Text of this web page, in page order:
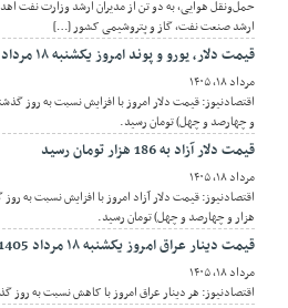
حمل‌ونقل هوایی، به دو تن از مدیران ارشد وزارت نفت
ارشد صنعت نفت، گاز و پتروشیمی کشور […]
قیمت دلار، یورو و پوند امروز یکشنبه ۱۸ مرداد 1405/ کاهش قیمت دلار و یورو
مرداد ۱۸, ۱۴۰۵
و چهارصد و چهل) تومان رسید.
قیمت دلار آزاد به 186 هزار تومان رسید
مرداد ۱۸, ۱۴۰۵
هزار و چهارصد و چهل) تومان رسید.
قیمت دینار عراق امروز یکشنبه ۱۸ مرداد 1405/ افزایش قیمت دینار
مرداد ۱۸, ۱۴۰۵
اقتصادنیوز: هر دینار عراق امروز با کاهش نسبت به روز گذشته، 140.4 تومان